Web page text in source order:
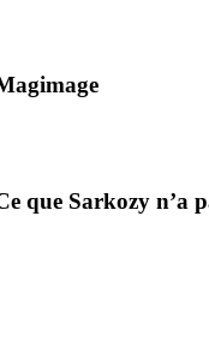
que Sarkozy n’a